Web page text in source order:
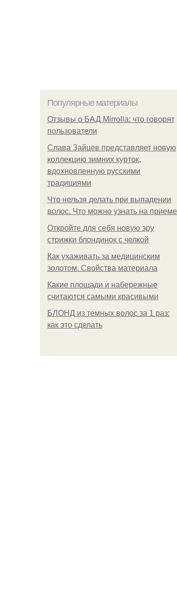
Популярные материалы
Отзывы о БАД Mirrolla: что говорят
пользователи
Слава Зайцев представляет новую
коллекцию зимних курток,
вдохновленную русскими
традициями
Что нельзя делать при выпадении
волос. Что можно узнать на приеме
Откройте для себя новую эру
стрижки блондинок с челкой
Как ухаживать за медицинским
золотом. Свойства материала
Какие площади и набережные
считаются самыми красивыми
БЛОНД из темных волос за 1 раз:
как это сделать